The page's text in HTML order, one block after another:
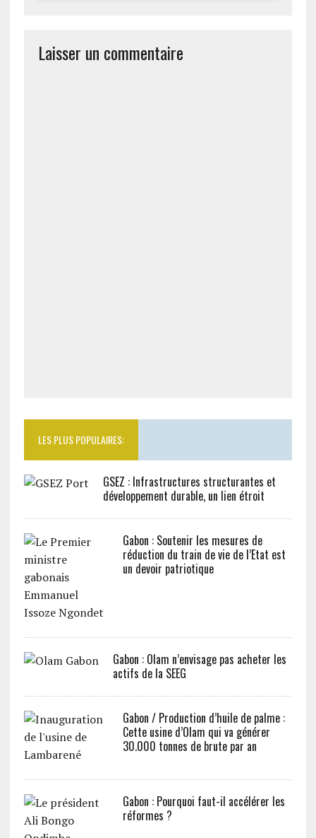
Laisser un commentaire
LES PLUS POPULAIRES:
GSEZ : Infrastructures structurantes et
développement durable, un lien étroit
Gabon : Soutenir les mesures de
réduction du train de vie de l’Etat est
un devoir patriotique
Gabon : Olam n’envisage pas acheter les
actifs de la SEEG
Gabon / Production d’huile de palme :
Cette usine d’Olam qui va générer
30.000 tonnes de brute par an
Gabon : Pourquoi faut-il accélérer les
réformes ?